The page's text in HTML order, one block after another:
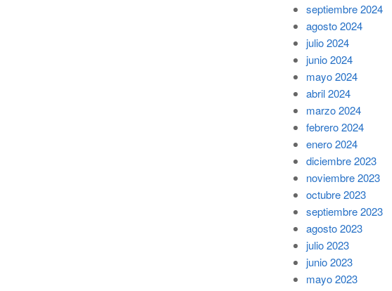
septiembre 2024
agosto 2024
julio 2024
junio 2024
mayo 2024
abril 2024
marzo 2024
febrero 2024
enero 2024
diciembre 2023
noviembre 2023
octubre 2023
septiembre 2023
agosto 2023
julio 2023
junio 2023
mayo 2023